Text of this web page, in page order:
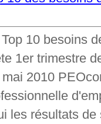
10 besoins
1er trimestre
2010
les résultats